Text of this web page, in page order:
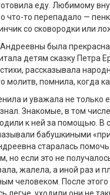
еду. Любимому
что-то перепадало —
со сковородки или
была
детям сказку Петра
стихи, рассказывала
молитв, помнила, когда
и уважала не только
Знакомые, в том
к ней за помощью. В
бабушкиными
старалась
но если это не
жалела, а иной раз и
человеком. После